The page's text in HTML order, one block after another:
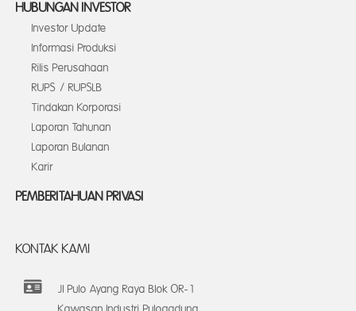
HUBUNGAN INVESTOR
Investor Update
Informasi Produksi
Rilis Perusahaan
RUPS / RUPSLB
Tindakan Korporasi
Laporan Tahunan
Laporan Bulanan
Karir
PEMBERITAHUAN PRIVASI
KONTAK KAMI
Jl Pulo Ayang Raya Blok OR-1